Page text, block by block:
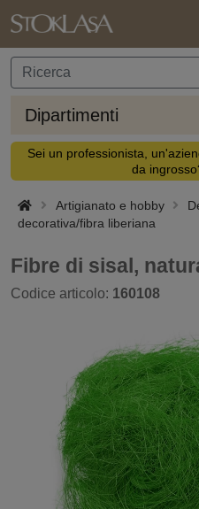
Dipartimenti
Sei un professionista,
da
Artigianato e hobby
decorativa/fibra liberiana
Fibre di sisal,
Codice articolo: 160108